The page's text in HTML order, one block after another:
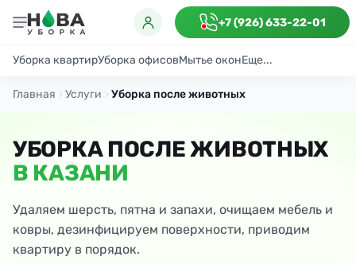
+7 (926) 633-22-01
Уборка квартирУборка офисовМытье оконЕще...
ГенеральнаяПоддерживающаяПосле ремонта
Главная Услуги Уборка после животных
УБОРКА ПОСЛЕ ЖИВОТНЫХ
В КАЗАНИ
Удаляем шерсть, пятна и запахи, очищаем мебель и
ковры, дезинфицируем поверхности, приводим
квартиру в порядок.